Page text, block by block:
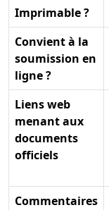
Imprimable ?
Convient à la
soumission en
ligne ?
Liens web
menant aux
documents
officiels
Commentaires